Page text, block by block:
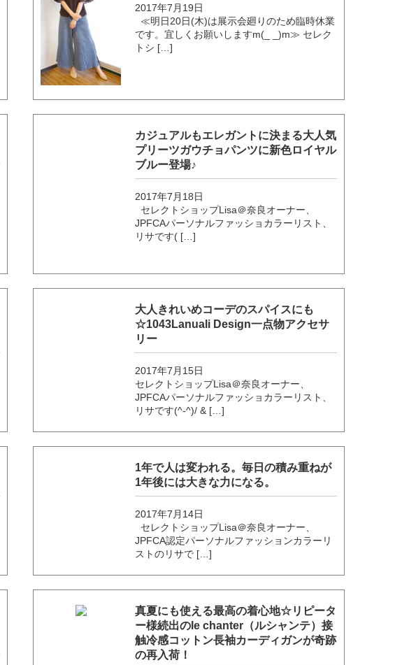
2017年7月19日
≪明日20日(木)は展示会廻りのため臨時休業
です。宜しくお願いしますm(_ _)m≫ セレク
トシ […]
カジュアルもエレガントに決まる大人気
プリーツガウチョパンツに新色ロイヤル
ブルー登場♪
2017年7月18日
セレクトショップLisa＠奈良オーナー、
JPFCAパーソナルファッショカラーリスト、
リサです( […]
大人きれいめコーデのスパイスにも
☆1043Lanuali Design一点物アクセサ
リー
2017年7月15日
セレクトショップLisa＠奈良オーナー、
JPFCAパーソナルファッショカラーリスト、
リサです(^-^)/ & […]
1年で人は変われる。毎日の積み重ねが
1年後には大きな力になる。
2017年7月14日
セレクトショップLisa＠奈良オーナー、
JPFCA認定パーソナルファッションカラーリ
ストのリサで […]
真夏にも使える最高の着心地☆リピータ
ー様続出のle chanter（ルシャンテ）接
触冷感コットン長袖カーディガンが奇跡
の再入荷！